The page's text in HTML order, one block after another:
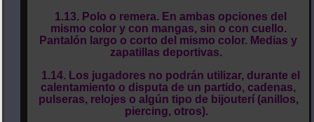
1.13. Polo o remera. En ambas opciones del
mismo color y con mangas, sin o con cuello.
Pantalón largo o corto del mismo color. Medias y
zapatillas deportivas.
1.14. Los jugadores no podrán utilizar, durante el
calentamiento o disputa de un partido, cadenas,
pulseras, relojes o algún tipo de bijouterí (anillos,
piercing, otros).